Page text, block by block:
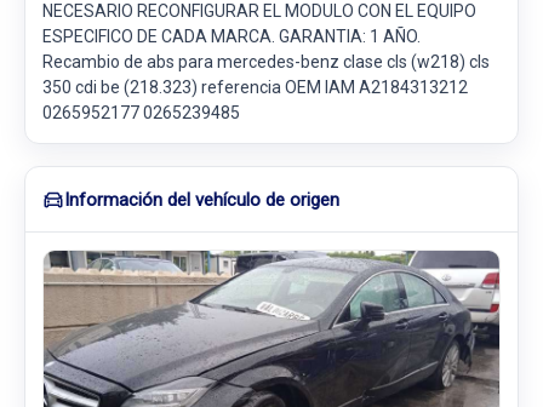
NECESARIO RECONFIGURAR EL MODULO CON EL EQUIPO
ESPECIFICO DE CADA MARCA. GARANTIA: 1 AÑO.
Recambio de abs para mercedes-benz clase cls (w218) cls
350 cdi be (218.323) referencia OEM IAM A2184313212
0265952177 0265239485
Información del vehículo de origen